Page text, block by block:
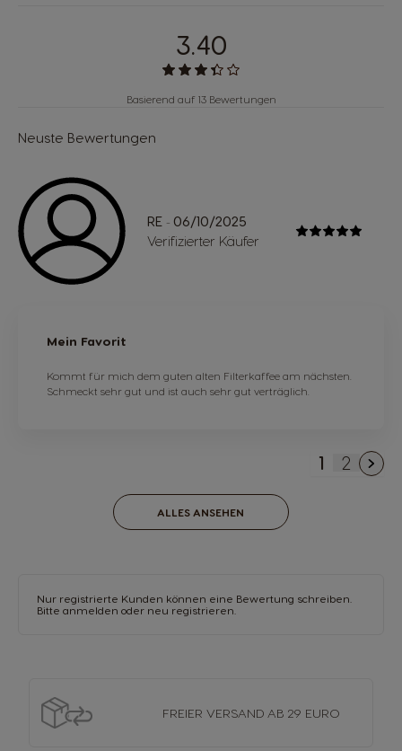
3.40
Basierend auf 13 Bewertungen
Neuste Bewertungen
RE - 06/10/2025
Verifizierter Käufer
Mein Favorit
Kommt für mich dem guten alten Filterkaffee am nächsten.
Schmeckt sehr gut und ist auch sehr gut verträglich.
Sie lesen
1 Seite
2
ALLES ANSEHEN
Nur registrierte Kunden können eine Bewertung schreiben.
Bitte anmelden oder neu registrieren.
FREIER VERSANDAB 29 EURO